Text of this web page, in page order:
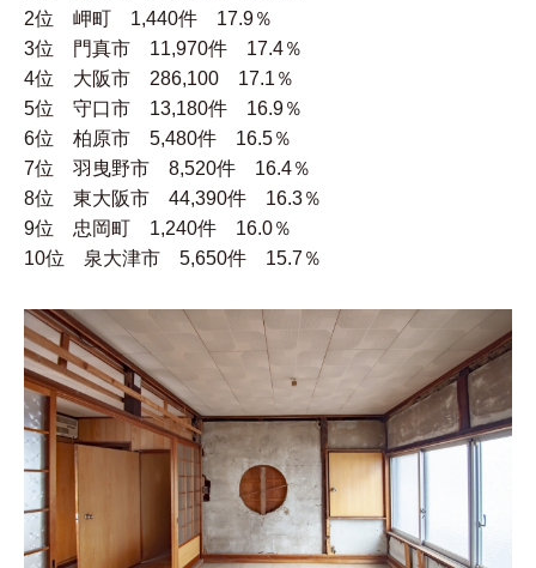
2位 岬町 1,440件 17.9％
3位 門真市 11,970件 17.4％
4位 大阪市 286,100 17.1％
5位 守口市 13,180件 16.9％
6位 柏原市 5,480件 16.5％
7位 羽曳野市 8,520件 16.4％
8位 東大阪市 44,390件 16.3％
9位 忠岡町 1,240件 16.0％
10位 泉大津市 5,650件 15.7％